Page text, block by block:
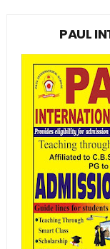
PAUL